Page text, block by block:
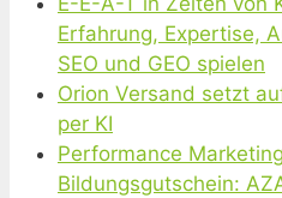
Erfahrung, Expertise,
SEO und GEO spielen
Orion Versand setzt
per KI
Performance
Bildungsgutschein: